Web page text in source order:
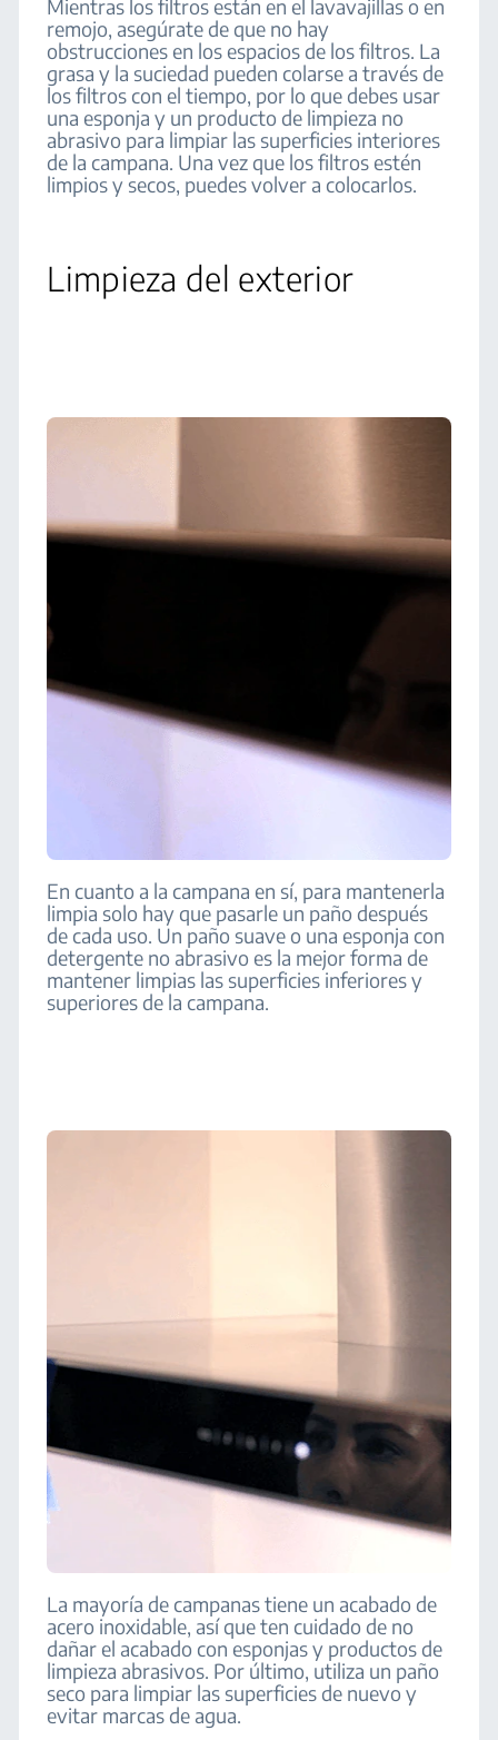
Mientras los filtros están en el lavavajillas o en
remojo, asegúrate de que no hay
obstrucciones en los espacios de los filtros. La
grasa y la suciedad pueden colarse a través de
los filtros con el tiempo, por lo que debes usar
una esponja y un producto de limpieza no
abrasivo para limpiar las superficies interiores
de la campana. Una vez que los filtros estén
limpios y secos, puedes volver a colocarlos.
Limpieza del exterior
En cuanto a la campana en sí, para mantenerla
limpia solo hay que pasarle un paño después
de cada uso. Un paño suave o una esponja con
detergente no abrasivo es la mejor forma de
mantener limpias las superficies inferiores y
superiores de la campana.
La mayoría de campanas tiene un acabado de
acero inoxidable, así que ten cuidado de no
dañar el acabado con esponjas y productos de
limpieza abrasivos. Por último, utiliza un paño
seco para limpiar las superficies de nuevo y
evitar marcas de agua.